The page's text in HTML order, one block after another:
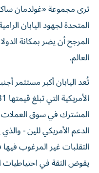
ترى مجموعة «غولدمان
المتحدة لجهود اليابان
المرجح أن يضر بمكانة
العالم.
تُعد اليابان أكبر مستثمر
المشترك في سوق
الدعم الأمريكي للين -
التقلبات غير المرغوب
يقوض الثقة في احتياطيات